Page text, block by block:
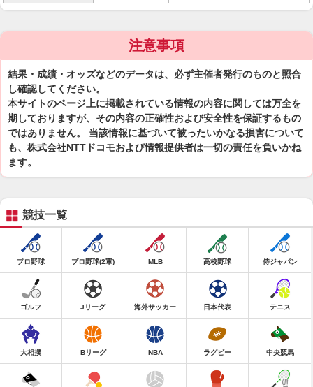
注意事項
結果・成績・オッズなどのデータは、必ず主催者発行のものと照合
し確認してください。
本サイトのページ上に掲載されている情報の内容に関しては万全を
期しておりますが、その内容の正確性および安全性を保証するもの
ではありません。 当該情報に基づいて被ったいかなる損害について
も、株式会社NTTドコモおよび情報提供者は一切の責任を負いかね
ます。
競技一覧
プロ野球 プロ野球(2軍) MLB 高校野球 侍ジャパン
ゴルフ Jリーグ 海外サッカー 日本代表 テニス
大相撲 Bリーグ NBA ラグビー 中央競馬